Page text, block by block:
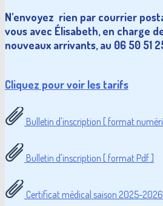
N'envoyez rien par courrier
vous avec Élisabeth, en charge
nouveaux arrivants, au 06 50 51
Cliquez pour voir les tarifs
Bulletin d'inscription [ format
Bulletin d'inscription [ format Pdf ]
Certificat médical saison 2025-2026